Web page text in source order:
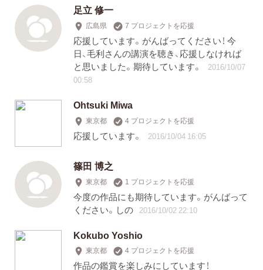
足立 修一
広島県 7 プロジェクトを応援
応援しています。がんばってください！ 今
日、毛利さんの講演を聴き、応援しなければ
と思いました。期待しています。
2016/10/07
00:58
Ohtsuki Miwa
東京都 4 プロジェクトを応援
応援しています。 2016/10/04 16:05
篠田 博之
東京都 1 プロジェクトを応援
今度の作品にも期待しています。がんばって
ください。しの 2016/10/02 22:10
Kokubo Yoshio
東京都 4 プロジェクトを応援
作品の鑑賞を楽しみにしています！